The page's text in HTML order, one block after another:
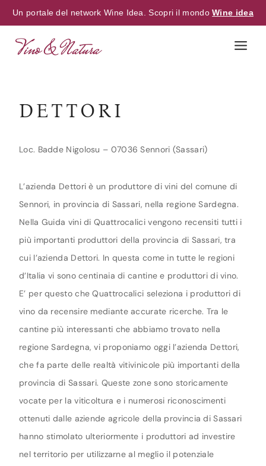
Un portale del network Wine Idea. Scopri il mondoWine idea
DETTORI
Loc. Badde Nigolosu – 07036 Sennori (Sassari)
L’azienda Dettori è un produttore di vini del comune di
Sennori, in provincia di Sassari, nella regione Sardegna.
Nella Guida vini di Quattrocalici vengono recensiti tutti i
più importanti produttori della provincia di Sassari, tra
cui l’azienda Dettori. In questa come in tutte le regioni
d’Italia vi sono centinaia di cantine e produttori di vino.
E’ per questo che Quattrocalici seleziona i produttori di
vino da recensire mediante accurate ricerche. Tra le
cantine più interessanti che abbiamo trovato nella
regione Sardegna, vi proponiamo oggi l’azienda Dettori,
che fa parte delle realtà vitivinicole più importanti della
provincia di Sassari. Queste zone sono storicamente
vocate per la viticoltura e i numerosi riconoscimenti
ottenuti dalle aziende agricole della provincia di Sassari
hanno stimolato ulteriormente i produttori ad investire
nel territorio per utilizzarne al meglio il potenziale